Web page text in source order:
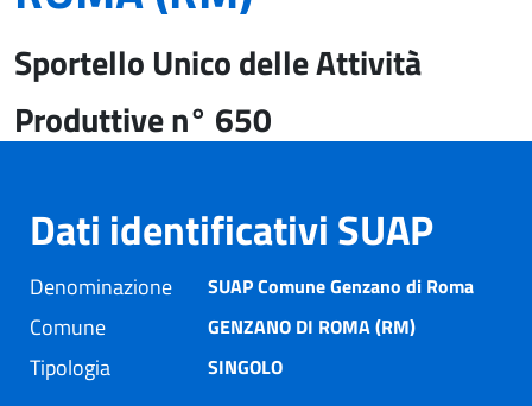
Sportello Unico delle Attività
Produttive n° 650
Dati identificativi SUAP
Denominazione SUAP Comune Genzano di Roma
Comune GENZANO DI ROMA (RM)
Tipologia SINGOLO